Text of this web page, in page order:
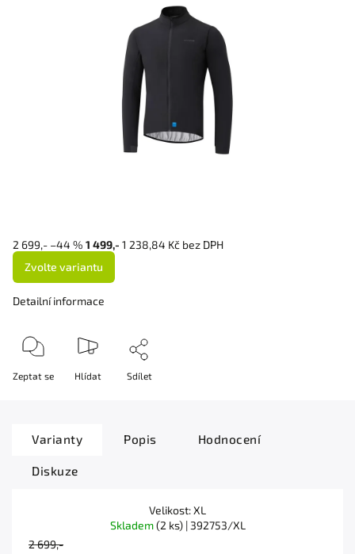
2 699,- –44 % 1 499,- 1 238,84 Kč bez DPH
Zvolte variantu
Detailní informace
Zeptat se Hlídat Sdílet
Varianty Popis Hodnocení
Diskuze
Velikost: XL
Skladem(2 ks)| 392753/XL
2 699,-